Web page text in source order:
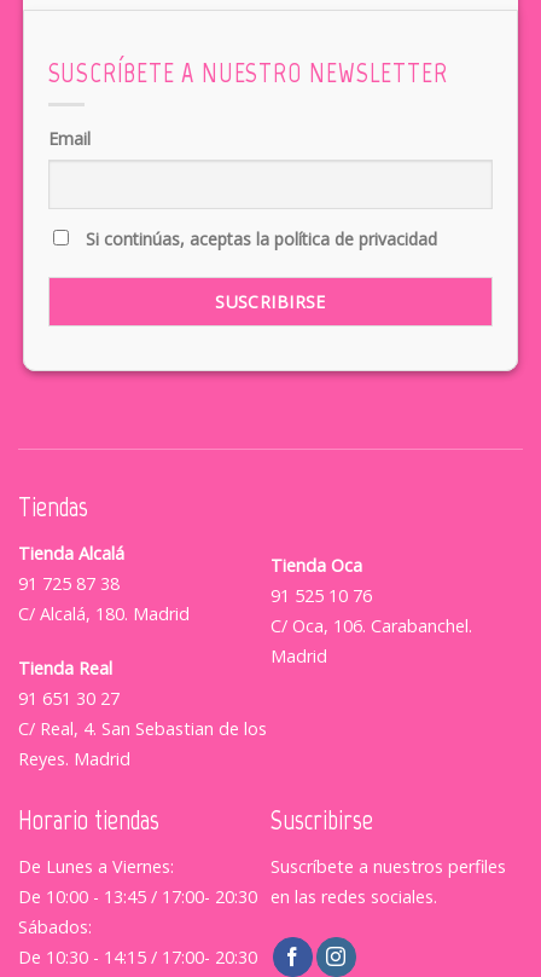
SUSCRÍBETE A NUESTRO NEWSLETTER
Email
Si continúas, aceptas la política de privacidad
Tiendas
Tienda Alcalá
91 725 87 38
C/ Alcalá, 180. Madrid
Tienda Real
91 651 30 27
C/ Real, 4. San Sebastian de los
Reyes. Madrid
Tienda Oca
91 525 10 76
C/ Oca, 106. Carabanchel.
Madrid
Horario tiendas
De Lunes a Viernes:
De 10:00 - 13:45 / 17:00- 20:30
Sábados:
De 10:30 - 14:15 / 17:00- 20:30
Suscribirse
Suscríbete a nuestros perfiles
en las redes sociales.